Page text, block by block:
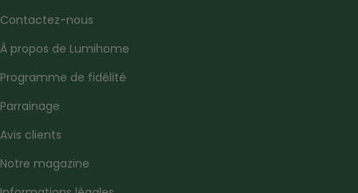
Contactez-nous
À propos de Lumihome
Programme de fidélité
Parrainage
Avis clients
Notre magazine